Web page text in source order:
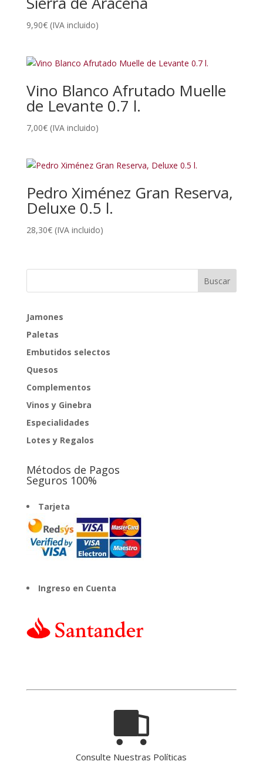
9,90€ (IVA incluido)
Vino Blanco Afrutado Muelle
de Levante 0.7 l.
7,00€ (IVA incluido)
Pedro Ximénez Gran Reserva,
Deluxe 0.5 l.
28,30€ (IVA incluido)
Jamones
Paletas
Embutidos selectos
Quesos
Complementos
Vinos y Ginebra
Especialidades
Lotes y Regalos
Métodos de Pagos
Seguros 100%
Tarjeta
Ingreso en Cuenta
Consulte Nuestras Políticas